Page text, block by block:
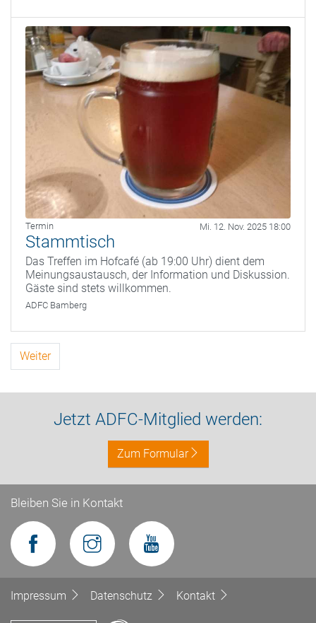
Termin Mi. 12. Nov. 2025 18:00
Stammtisch
Das Treffen im Hofcafé (ab 19:00 Uhr) dient dem
Meinungsaustausch, der Information und Diskussion.
Gäste sind stets willkommen.
ADFC Bamberg
Weiter
Jetzt ADFC-Mitglied werden:
Zum Formular
Bleiben Sie in Kontakt
Impressum Datenschutz Kontakt